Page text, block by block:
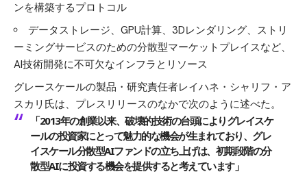
ンを構築するプロトコル
データストレージ、GPU計算、3Dレンダリング、ストリ
ーミングサービスのための分散型マーケットプレイスなど、
AI技術開発に不可欠なインフラとリソース
グレースケールの製品・研究責任者レイハネ・シャリフ・ア
スカリ氏は、プレスリリースのなかで次のように述べた。
「2013年の創業以来、破壊的技術の台頭によりグレイスケ
ールの投資家にとって魅力的な機会が生まれており、グレ
イスケール分散型AIファンドの立ち上げは、初期段階の分
散型AIに投資する機会を提供すると考えています」